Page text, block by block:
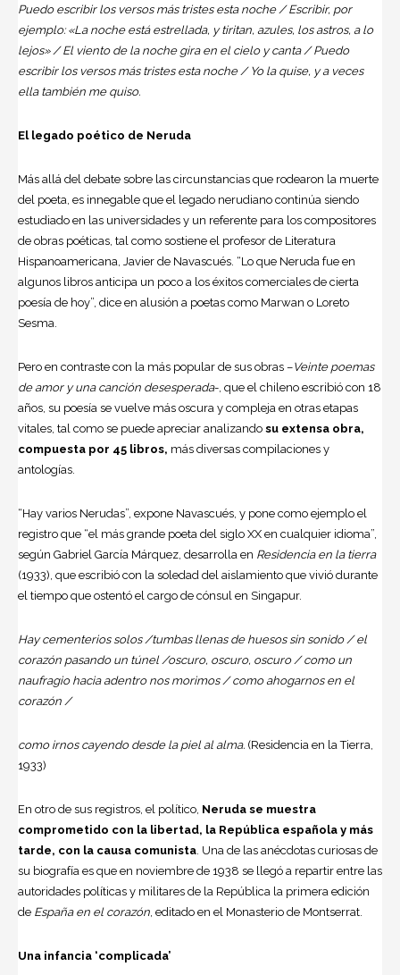
Puedo escribir los versos más tristes esta noche / Escribir, por
ejemplo: «La noche está estrellada, y tiritan, azules, los astros, a lo
lejos» / El viento de la noche gira en el cielo y canta / Puedo
escribir los versos más tristes esta noche / Yo la quise, y a veces
ella también me quiso.
El legado poético de Neruda
Más allá del debate sobre las circunstancias que rodearon la muerte
del poeta, es innegable que el legado nerudiano continúa siendo
estudiado en las universidades y un referente para los compositores
de obras poéticas, tal como sostiene el profesor de Literatura
Hispanoamericana, Javier de Navascués. “Lo que Neruda fue en
algunos libros anticipa un poco a los éxitos comerciales de cierta
poesía de hoy”, dice en alusión a poetas como Marwan o Loreto
Sesma.
Pero en contraste con la más popular de sus obras –Veinte poemas
de amor y una canción desesperada-, que el chileno escribió con 18
años, su poesía se vuelve más oscura y compleja en otras etapas
vitales, tal como se puede apreciar analizando su extensa obra,
compuesta por 45 libros, más diversas compilaciones y
antologías.
“Hay varios Nerudas”, expone Navascués, y pone como ejemplo el
registro que “el más grande poeta del siglo XX en cualquier idioma”,
según Gabriel García Márquez, desarrolla en Residencia en la tierra
(1933), que escribió con la soledad del aislamiento que vivió durante
el tiempo que ostentó el cargo de cónsul en Singapur.
Hay cementerios solos /tumbas llenas de huesos sin sonido / el
corazón pasando un túnel /oscuro, oscuro, oscuro / como un
naufragio hacia adentro nos morimos / como ahogarnos en el
corazón /
como irnos cayendo desde la piel al alma. (Residencia en la Tierra,
1933)
En otro de sus registros, el político, Neruda se muestra
comprometido con la libertad, la República española y más
tarde, con la causa comunista. Una de las anécdotas curiosas de
su biografía es que en noviembre de 1938 se llegó a repartir entre las
autoridades políticas y militares de la República la primera edición
de España en el corazón, editado en el Monasterio de Montserrat.
Una infancia ‘complicada’